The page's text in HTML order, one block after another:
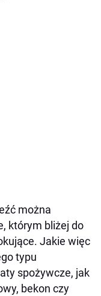
można
którym bliżej do
Jakie więc
typu
spożywcze, jak
bekon czy